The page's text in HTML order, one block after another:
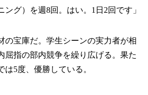
ング）を週8回。はい。1日2回です」
宝庫だ。学生シーンの実力者が相
屈指の部内競争を繰り広げる。果た
は5度、優勝している。